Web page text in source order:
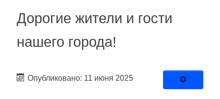
Дорогие жители и гости
нашего города!
Опубликовано: 11 июня 2025